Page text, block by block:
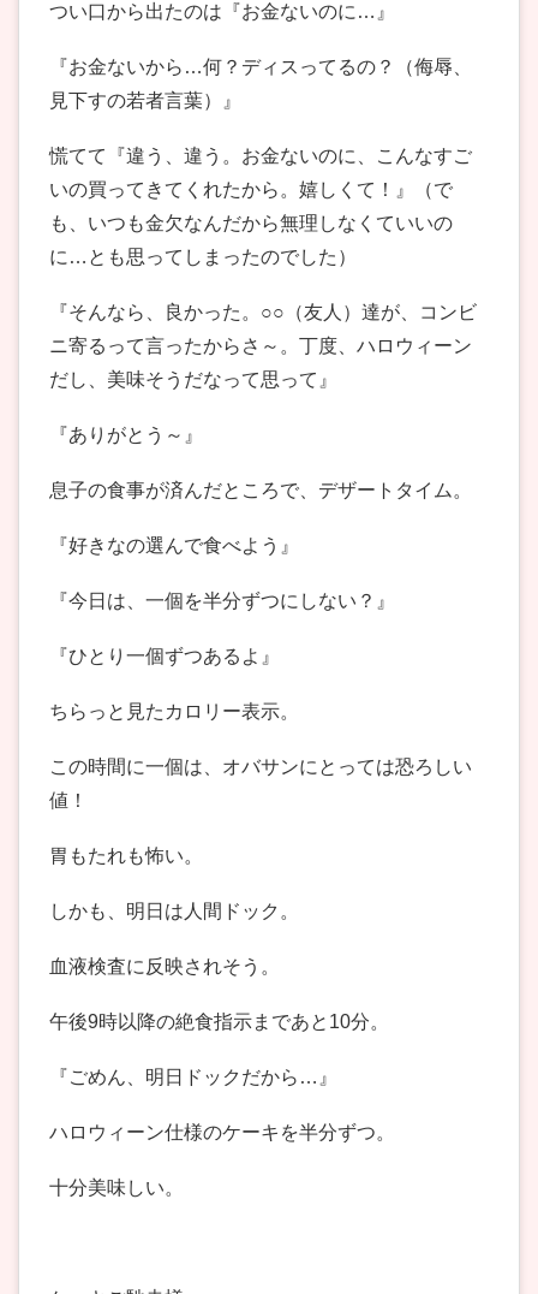
つい口から出たのは『お金ないのに…』
『お金ないから…何？ディスってるの？（侮辱、
見下すの若者言葉）』
慌てて『違う、違う。お金ないのに、こんなすご
いの買ってきてくれたから。嬉しくて！』（で
も、いつも金欠なんだから無理しなくていいの
に…とも思ってしまったのでした）
『そんなら、良かった。○○（友人）達が、コンビ
ニ寄るって言ったからさ～。丁度、ハロウィーン
だし、美味そうだなって思って』
『ありがとう～』
息子の食事が済んだところで、デザートタイム。
『好きなの選んで食べよう』
『今日は、一個を半分ずつにしない？』
『ひとり一個ずつあるよ』
ちらっと見たカロリー表示。
この時間に一個は、オバサンにとっては恐ろしい
値！
胃もたれも怖い。
しかも、明日は人間ドック。
血液検査に反映されそう。
午後9時以降の絶食指示まであと10分。
『ごめん、明日ドックだから…』
ハロウィーン仕様のケーキを半分ずつ。
十分美味しい。